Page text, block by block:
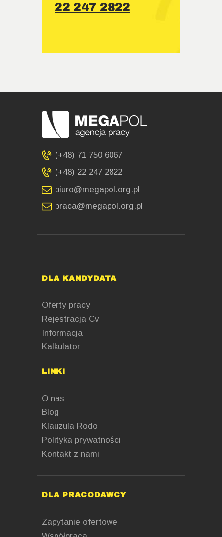
22 247 2822
(+48) 71 750 6067
(+48) 22 247 2822
biuro@megapol.org.pl
praca@megapol.org.pl
DLA KANDYDATA
Oferty pracy
Rejestracja Cv
Informacja
Kalkulator
LINKI
O nas
Blog
Klauzula Rodo
Polityka prywatności
Kontakt z nami
DLA PRACODAWCY
Zapytanie ofertowe